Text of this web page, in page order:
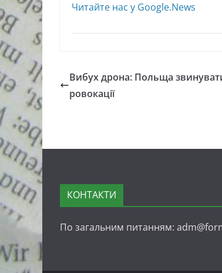
Читайте нас у Google.News
Вибух дрона: Польща
ровокації
КОНТАКТИ
По загальним питанням: